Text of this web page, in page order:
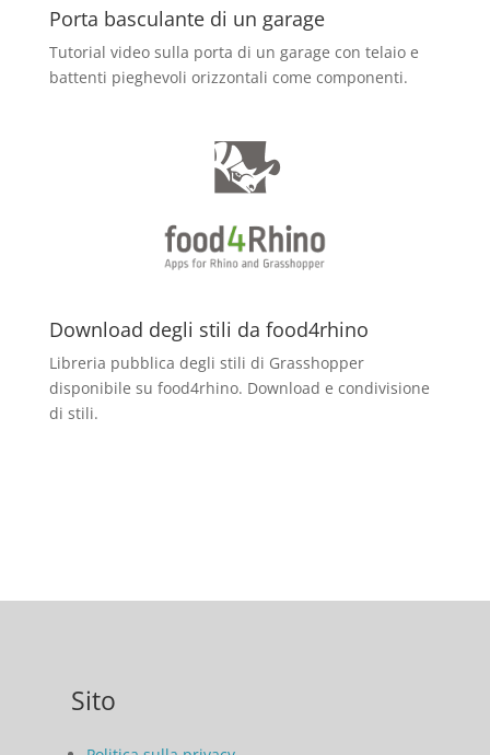
Porta basculante di un garage
Tutorial video sulla porta di un garage con telaio e
battenti pieghevoli orizzontali come componenti.
Download degli stili da food4rhino
Libreria pubblica degli stili di Grasshopper
disponibile su food4rhino. Download e condivisione
di stili.
Sito